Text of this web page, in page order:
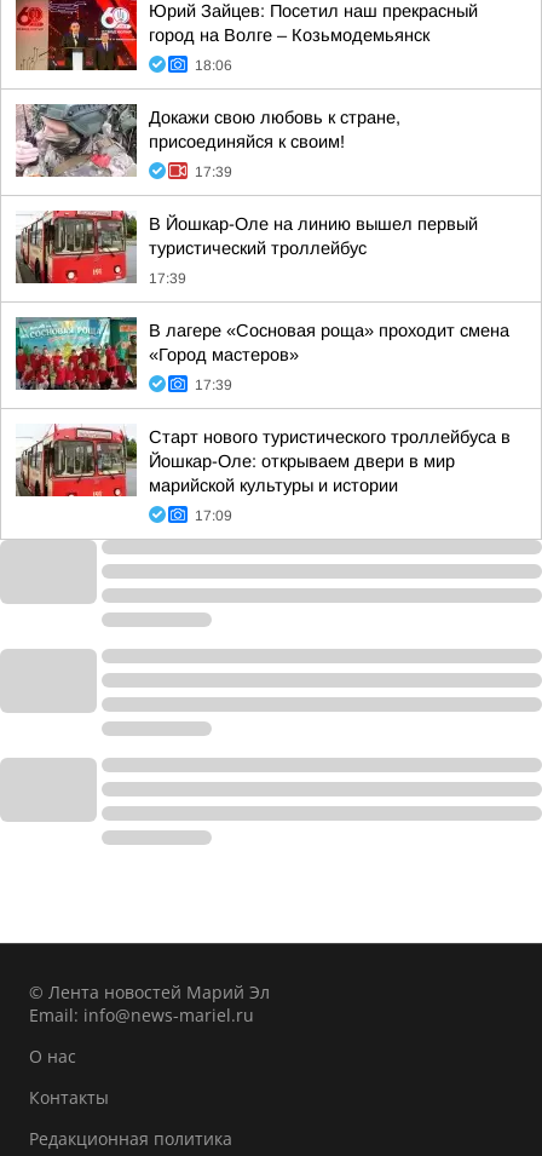
Юрий Зайцев: Посетил наш прекрасный
город на Волге – Козьмодемьянск
18:06
Докажи свою любовь к стране,
присоединяйся к своим!
17:39
В Йошкар-Оле на линию вышел первый
туристический троллейбус
17:39
В лагере «Сосновая роща» проходит смена
«Город мастеров»
17:39
Старт нового туристического троллейбуса в
Йошкар-Оле: открываем двери в мир
марийской культуры и истории
17:09
© Лента новостей Марий Эл
Email: info@news-mariel.ru
О нас
Контакты
Редакционная политика